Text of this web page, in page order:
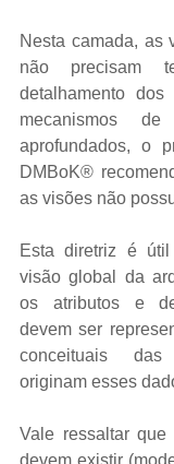
Nesta camada, as
não precisam
detalhamento
mecanismos
aprofundados, o
DMBoK®
as visões não
Esta diretriz é
visão global da
os atributos e
devem ser
conceituais
originam esses
Vale ressaltar
devem existir